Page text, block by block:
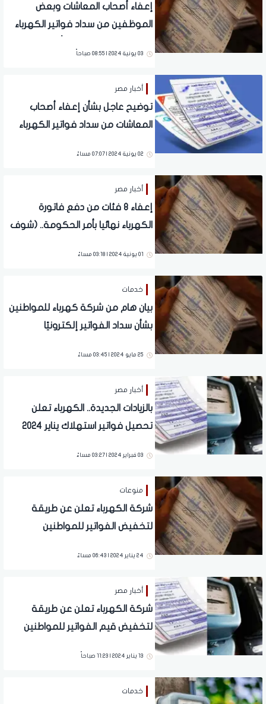
إعفاء أصحاب المعاشات وبعض
الموظفين من سداد فواتير الكهرباء
03 يونية 2024 | 08:55 صباحاً
أخبار مصر
توضيح عاجل بشأن إعفاء أصحاب
المعاشات من سداد فواتير الكهرباء
02 يونية 2024 | 07:07 مساءً
أخبار مصر
إعفاء 8 فئات من دفع فاتورة
الكهرباء نهائيا بأمر الحكومة.. (شوف
01 يونية 2024 | 03:18 مساءً
خدمات
بيان هام من شركة كهرباء للمواطنين
بشأن سداد الفواتير إلكترونيًا
25 مايو 2024 | 03:45 مساءً
أخبار مصر
بالزيادات الجديدة.. الكهرباء تعلن
تحصيل فواتير استهلاك يناير 2024
03 فبراير 2024 | 03:27 مساءً
منوعات
شركة الكهرباء تعلن عن طريقة
لتخفيض الفواتير للمواطنين
24 يناير 2024 | 06:43 مساءً
أخبار مصر
شركة الكهرباء تعلن عن طريقة
لتخفيض قيم الفواتير للمواطنين
13 يناير 2024 | 11:23 صباحاً
خدمات